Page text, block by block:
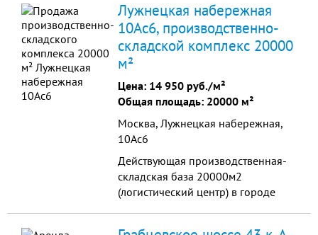
бытовой корпус (592,3м.кв) с, 9
складов (9512,4м.кв.) по адресу
Челябинская область, город
Копейск, Линейная 27.
Лужнецкая набережная
10Ас6, производственно-
складской комплекс 20000
м²
Цена: 14 950 руб./м²
Общая площадь: 20000 м²
Москва, Лужнецкая набережная,
10Ас6
Действующая производственная-
складская база 20000м2
(логистический центр) в городе